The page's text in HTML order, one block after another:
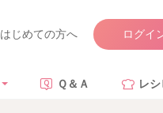
はじめての方へ ログイ
Ｑ＆Ａ レ